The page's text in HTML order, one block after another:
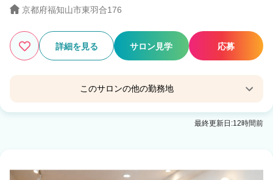
京都府福知山市東羽合176
詳細を見る サロン見学 応募
このサロンの他の勤務地
freedom 舞鶴店
最終更新日:12時間前